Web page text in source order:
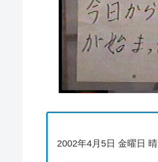
2002年4月5日 金曜日 晴